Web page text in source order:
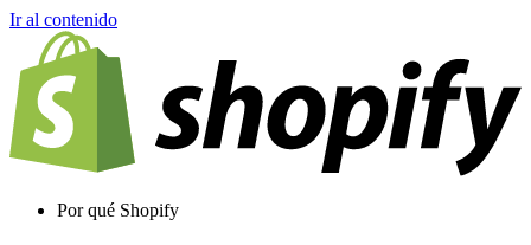
Ir al contenido
Por qué Shopify